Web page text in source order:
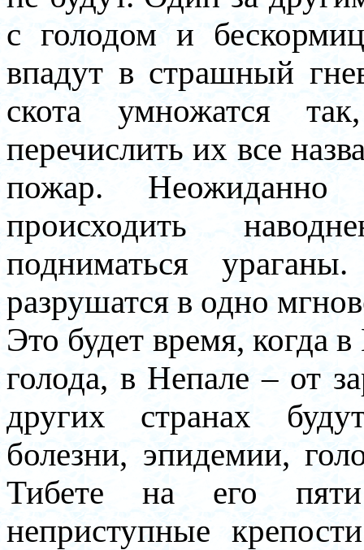
с голодом и
впадут в страшный
скота умножатся
перечислить их все
пожар. Неожиданно
происходить
подниматься
разрушатся в одно
Это будет время, когда
голода, в Непале – от
других странах
болезни, эпидемии,
Тибете на его
неприступные